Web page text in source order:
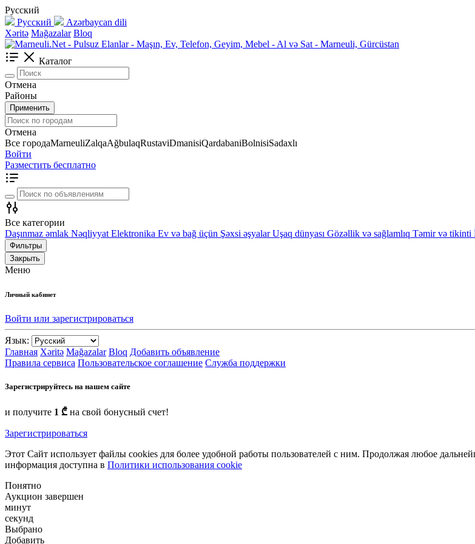
Русский
Русский
Azərbaycan dili
Xəritə Mağazalar Bloq
Каталог
Отмена
Районы
Применить
Отмена
Все городаMarneuliZalqaAğbulaqRustaviDmanisiQardabaniBolnisiSadaxlı
Войти
Разместить бесплатно
Все категории
Daşınmaz əmlak Nəqliyyat Elektronika Ev və bağ üçün Şəxsi əşyalar Uşaq dünyası Gözəllik və sağlamlıq Təmir və tikinti
Фильтры
Закрыть
Меню
Личный кабинет
Войти или зарегистрироваться
Язык:
Главная Xəritə Mağazalar Bloq Добавить объявление
Правила сервиса Пользовательское соглашение Служба поддержки
Зарегистрируйтесь на нашем сайте
и получите 1 ₾ на свой бонусный счет!
Зарегистрироваться
Этот Сайт использует файлы cookies для более удобной работы пользователей с ним. Продолжая любое
информация доступна в Политики использования cookie
Понятно
Аукцион завершен
минут
секунд
Выбрано
Добавить